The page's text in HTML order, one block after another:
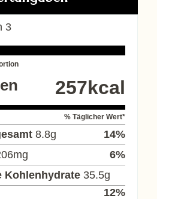
3
257kcal
% Täglicher Wert*
8.8g 14%
mg 6%
Kohlenhydrate 35.5g
12%